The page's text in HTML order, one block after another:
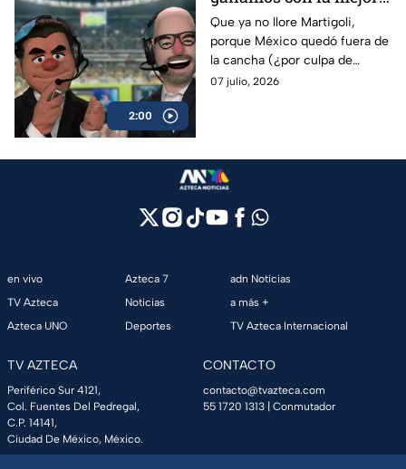
2:00
afición del Mundial
2026: Peluches
Que ya no llore Martigoli,
porque México quedó fuera de
la cancha (¿por culpa de
Maná?) pero la afición hizo
07 julio, 2026
en vivo
TV Azteca
Azteca UNO
Azteca 7
Noticias
Deportes
adn Noticias
a más +
TV Azteca Internacional
TV AZTECA
Periférico Sur 4121,
Col. Fuentes Del Pedregal,
C.P. 14141,
Ciudad De México, México.
CONTACTO
contacto@tvazteca.com
55 1720 1313 | Conmutador